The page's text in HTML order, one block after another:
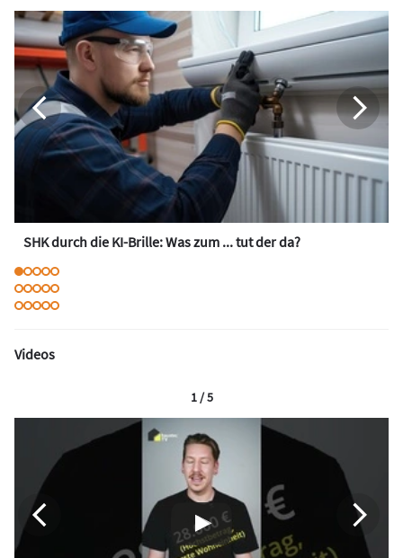
SHK durch die KI-Brille: Was zum ... tut der da?
Videos
1 / 5